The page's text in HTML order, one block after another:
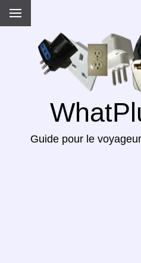
Guide pour le